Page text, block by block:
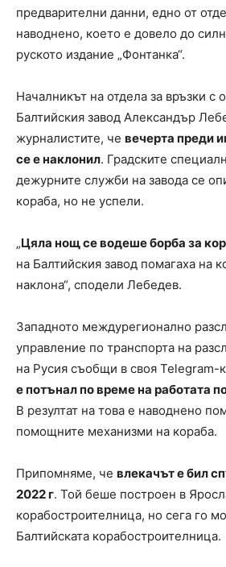
предварителни данни, едно от
наводнено, което е довело до
руското издание „Фонтанка“.
Началникът на отдела за връзки с
Балтийския завод Александър
журналистите, че вечерта преди
се е наклонил. Градските
дежурните служби на завода се
кораба, но не успели.
„Цяла нощ се водеше борба за
на Балтийския завод помагаха на
наклона“, сподели Лебедев.
Западното междурегионално
управление по транспорта на
на Русия съобщи в своя Telegram-
е потънал по време на работата
В резултат на това е наводнено
помощните механизми на кораба.
Припомняме, че влекачът е бил
2022 г. Той беше построен в
корабостроителница, но сега го
Балтийската корабостроителница.